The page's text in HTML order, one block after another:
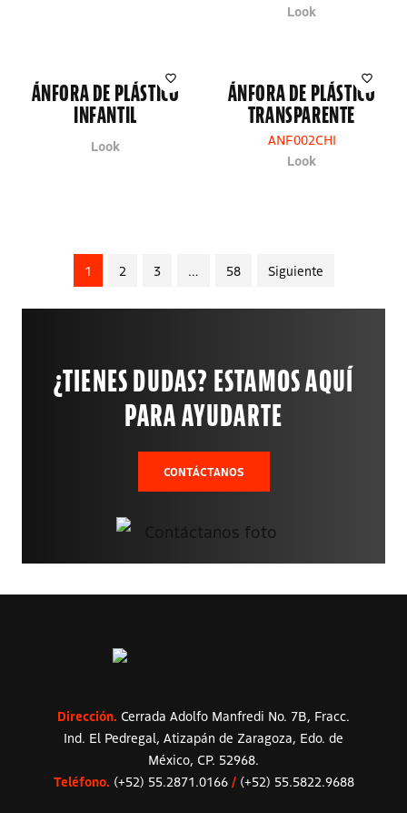
Look
ÁNFORA DE PLÁSTICO
INFANTIL
Look
ÁNFORA DE PLÁSTICO
TRANSPARENTE
ANF002CHI
Look
1 2 3 … 58 Siguiente
¿TIENES DUDAS? ESTAMOS AQUÍ
PARA AYUDARTE
CONTÁCTANOS
Dirección. Cerrada Adolfo Manfredi No. 7B, Fracc.
Ind. El Pedregal, Atizapán de Zaragoza, Edo. de
México, CP. 52968.
Teléfono. (+52) 55.2871.0166 /(+52) 55.5822.9688